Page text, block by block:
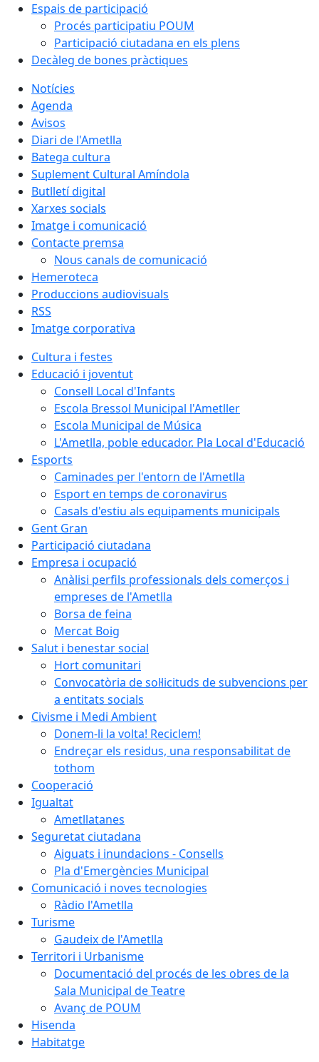
Espais de participació
Procés participatiu POUM
Participació ciutadana en els plens
Decàleg de bones pràctiques
Notícies
Agenda
Avisos
Diari de l'Ametlla
Batega cultura
Suplement Cultural Amíndola
Butlletí digital
Xarxes socials
Imatge i comunicació
Contacte premsa
Nous canals de comunicació
Hemeroteca
Produccions audiovisuals
RSS
Imatge corporativa
Cultura i festes
Educació i joventut
Consell Local d'Infants
Escola Bressol Municipal l'Ametller
Escola Municipal de Música
L'Ametlla, poble educador. Pla Local d'Educació
Esports
Caminades per l'entorn de l'Ametlla
Esport en temps de coronavirus
Casals d'estiu als equipaments municipals
Gent Gran
Participació ciutadana
Empresa i ocupació
Anàlisi perfils professionals dels comerços i
empreses de l'Ametlla
Borsa de feina
Mercat Boig
Salut i benestar social
Hort comunitari
Convocatòria de sol·licituds de subvencions per
a entitats socials
Civisme i Medi Ambient
Donem-li la volta! Reciclem!
Endreçar els residus, una responsabilitat de
tothom
Cooperació
Igualtat
Ametllatanes
Seguretat ciutadana
Aiguats i inundacions - Consells
Pla d'Emergències Municipal
Comunicació i noves tecnologies
Ràdio l'Ametlla
Turisme
Gaudeix de l'Ametlla
Territori i Urbanisme
Documentació del procés de les obres de la
Sala Municipal de Teatre
Avanç de POUM
Hisenda
Habitatge